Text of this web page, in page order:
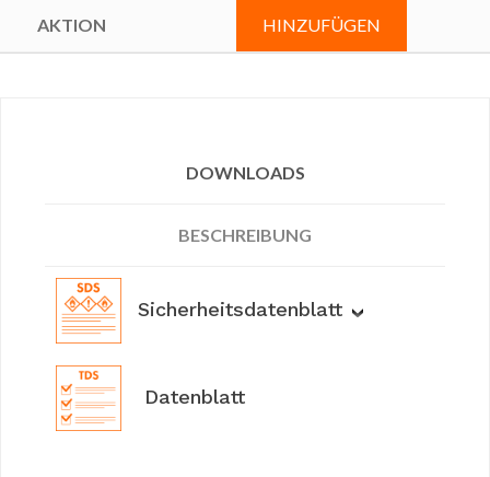
HINZUFÜGEN
DOWNLOADS
BESCHREIBUNG
Sicherheitsdatenblatt
Datenblatt